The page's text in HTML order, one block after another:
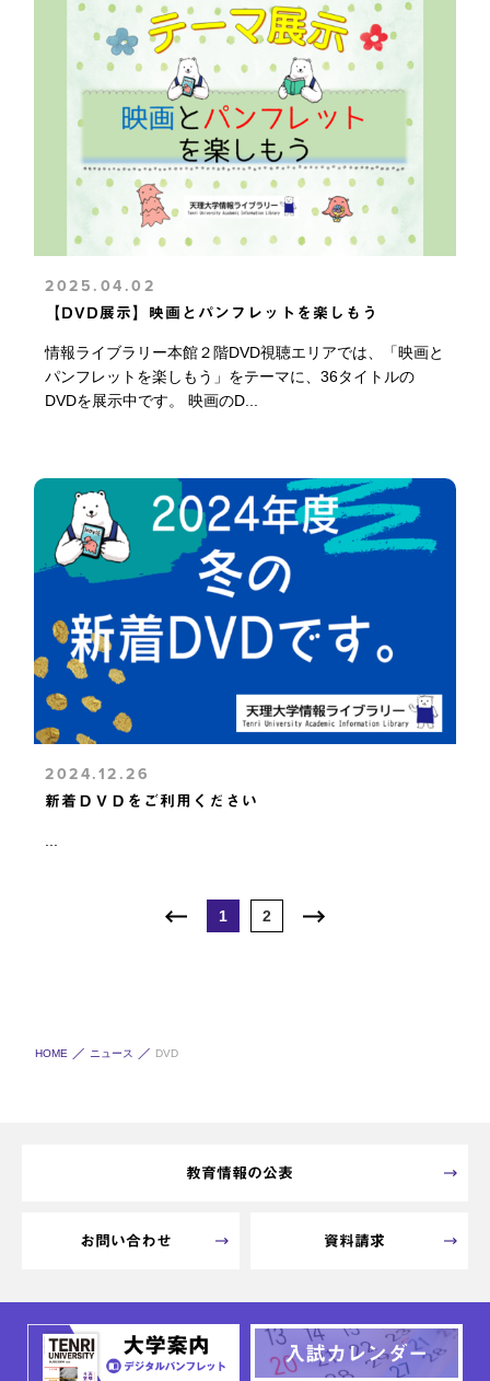
2025.04.02
【DVD展示】映画とパンフレットを楽しもう
情報ライブラリー本館２階DVD視聴エリアでは、「映画と
パンフレットを楽しもう」をテーマに、36タイトルの
DVDを展示中です。 映画のD...
2024.12.26
新着ＤＶＤをご利用ください
1 2
HOME ニュース DVD
教育情報の公表
お問い合わせ 資料請求